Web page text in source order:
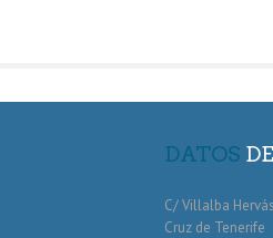
DATOS
C/ Villalba
Cruz de Tenerife